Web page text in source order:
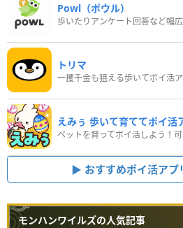
Powl（ポウル）
トリマ
一攫千金も狙える歩いてポイ活
えみぅ 歩いて育ててポイ活
おすすめポイ活アプ
モンハンワイルズの人気記事